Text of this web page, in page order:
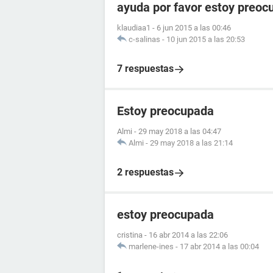
ayuda por favor estoy
klaudiaa1 - 6 jun 2015 a las 00:46
c-salinas - 10 jun 2015 a las 20:53
7 respuestas
Estoy preocupada
Almi - 29 may 2018 a las 04:47
Almi - 29 may 2018 a las 21:14
2 respuestas
estoy preocupada
cristina - 16 abr 2014 a las 22:06
marlene-ines - 17 abr 2014 a las 00:04